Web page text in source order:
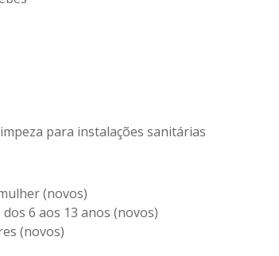
para instalações sanitárias
(novos)
6 aos 13 anos (novos)
(novos)